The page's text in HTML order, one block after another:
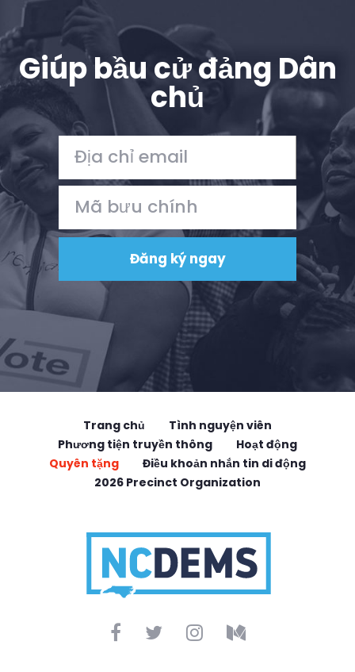
Giúp bầu cử đảng Dân
chủ
Trang chủ
Tình nguyện viên
Phương tiện truyền thông
Hoạt động
Quyên tặng
Điều khoản nhắn tin di động
2026 Precinct Organization